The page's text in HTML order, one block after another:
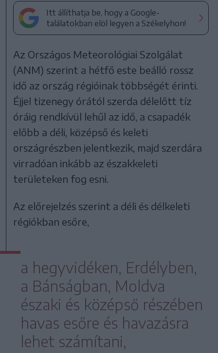
Itt állíthatja be, hogy a Google-
találatokban elöl legyen a Székelyhon!
Az Országos Meteorológiai Szolgálat
(ANM) szerint a hétfő este beálló rossz
idő az ország régióinak többségét érinti.
Éjjel tizenegy órától szerda délelőtt tíz
óráig rendkívül lehűl az idő, a csapadék
előbb a déli, középső és keleti
országrészben jelentkezik, majd szerdára
virradóan inkább az északkeleti
területeken fog esni.
Az előrejelzés szerint a déli és délkeleti
régiókban esőre,
a hegyvidéken, Erdélyben,
a Bánságban, Moldva
északi és középső részében
havas esőre és havazásra
lehet számítani,